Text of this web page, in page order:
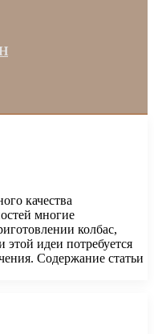
качества
многие
колбас,
идеи потребуется
Содержание статьи